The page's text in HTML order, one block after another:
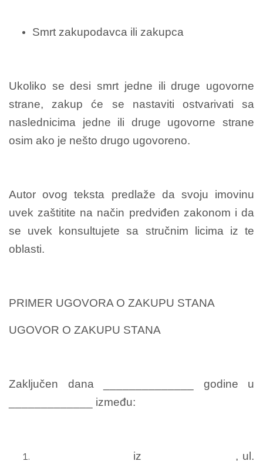
Smrt zakupodavca ili zakupca
Ukoliko se desi smrt jedne ili druge ugovorne
strane, zakup će se nastaviti ostvarivati sa
naslednicima jedne ili druge ugovorne strane
osim ako je nešto drugo ugovoreno.
Autor ovog teksta predlaže da svoju imovinu
uvek zaštitite na način predviđen zakonom i da
se uvek konsultujete sa stručnim licima iz te
oblasti.
PRIMER UGOVORA O ZAKUPU STANA
UGOVOR O ZAKUPU STANA
Zaključen dana ______________ godine u
_____________ između:
_______________ iz ______________, ul.